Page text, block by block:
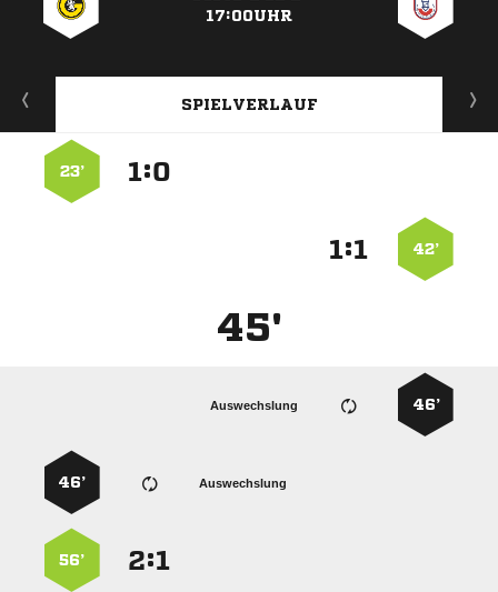
17:00UHR
SPIELVERLAUF
:
23’
42’
:
45'
46’
Auswechslung
Auswechslung
46’
:
56’